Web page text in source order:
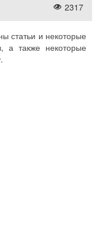
2317
статьи и некоторые
а также некоторые